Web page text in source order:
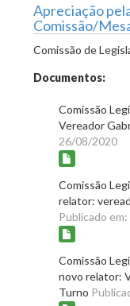
Apreciação
Comissão/
Comissão de
Documentos:
Comissão
Vereador
26/08/2020
Comissão
relator:
Publicado
Comissão
novo relator:
Turno